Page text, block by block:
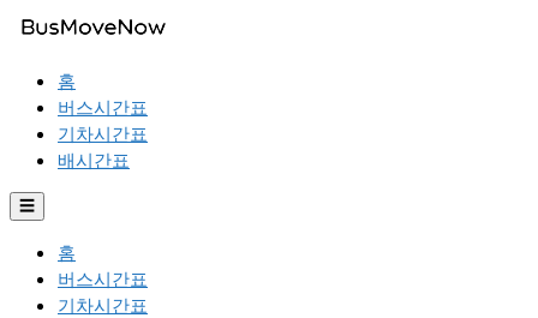
홈
버스시간표
기차시간표
배시간표
☰
홈
버스시간표
기차시간표